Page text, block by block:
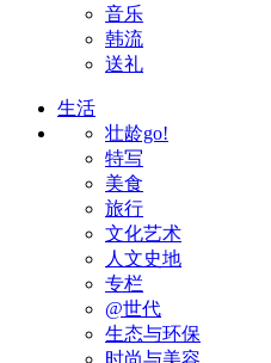
音乐
韩流
送礼
生活
壮龄go!
特写
美食
旅行
文化艺术
人文史地
专栏
@世代
生态与环保